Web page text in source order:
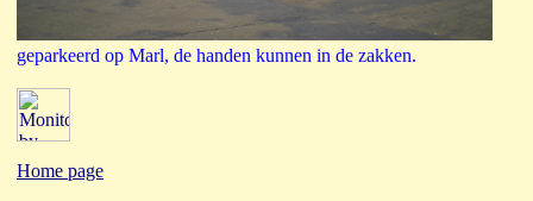
geparkeerd op Marl, de handen kunnen in de zakken.
Home page